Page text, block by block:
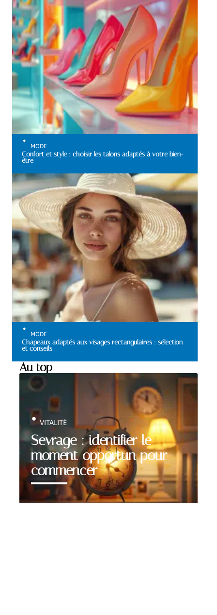
MODE
Confort et style : choisir les talons adaptés à votre bien-
être
MODE
Chapeaux adaptés aux visages rectangulaires : sélection
et conseils
Au top
Sevrage : identifier le
moment opportun pour
commencer
VITALITÉ